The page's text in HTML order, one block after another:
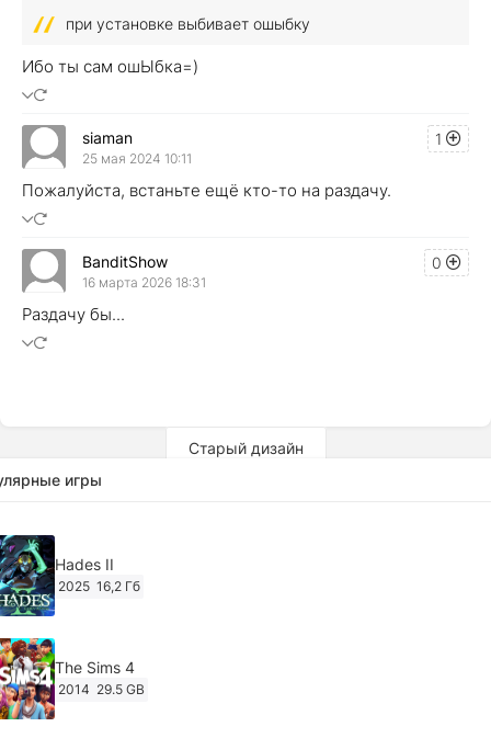
при установке выбивает ошыбку
Ибо ты сам ошЫбка=)
1
siaman
25 мая 2024 10:11
Пожалуйста, встаньте ещё кто-то на раздачу.
0
BanditShow
16 марта 2026 18:31
Раздачу бы...
Старый дизайн
игры
Hades II
2025 16,2 Гб
The Sims 4
2014 29.5 GB